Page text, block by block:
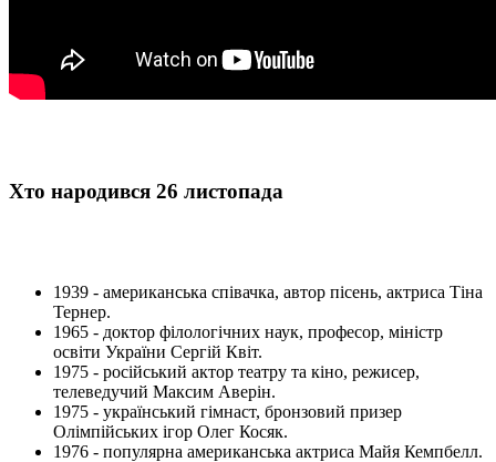
Хто народився 26 листопада
1939 - американська співачка, автор пісень, актриса Тіна
Тернер.
1965 - доктор філологічних наук, професор, міністр
освіти України Сергій Квіт.
1975 - російський актор театру та кіно, режисер,
телеведучий Максим Аверін.
1975 - український гімнаст, бронзовий призер
Олімпійських ігор Олег Косяк.
1976 - популярна американська актриса Майя Кемпбелл.